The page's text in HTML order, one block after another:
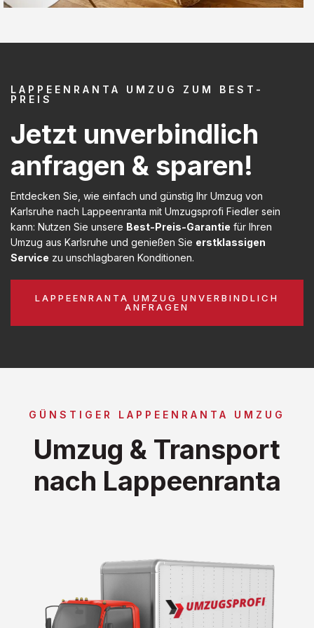
LAPPEENRANTA UMZUG ZUM BEST-
PREIS
Jetzt unverbindlich
anfragen & sparen!
Entdecken Sie, wie einfach und günstig Ihr Umzug von
Karlsruhe nach Lappeenranta mit Umzugsprofi Fiedler sein
kann: Nutzen Sie unsere Best-Preis-Garantie für Ihren
Umzug aus Karlsruhe und genießen Sie erstklassigen
Service zu unschlagbaren Konditionen.
LAPPEENRANTA UMZUG UNVERBINDLICH
ANFRAGEN
GÜNSTIGER LAPPEENRANTA UMZUG
Umzug & Transport
nach Lappeenranta